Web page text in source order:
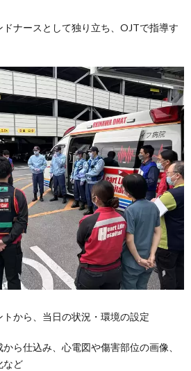
ナースとして独り立ち、OJTで指導す
から、当日の状況・環境の設定
ら仕込み、心電図や傷害部位の画像、
など